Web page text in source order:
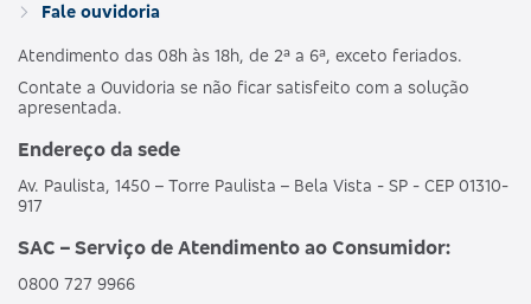
Fale ouvidoria
Atendimento das 08h às 18h, de 2ª a 6ª, exceto feriados.
Contate a Ouvidoria se não ficar satisfeito com a solução
apresentada.
Endereço da sede
Av. Paulista, 1450 – Torre Paulista – Bela Vista - SP - CEP 01310-
917
SAC – Serviço de Atendimento ao Consumidor:
0800 727 9966